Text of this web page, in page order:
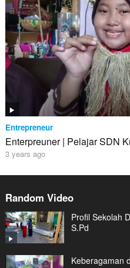
Entrepreneur
Enterpreuner | Pelajar SDN
3 years ago
Random Video
Profil Sekolah
S.Pd
Keberagaman